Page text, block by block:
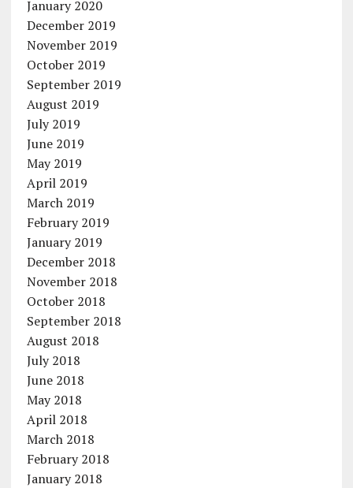
January 2020
December 2019
November 2019
October 2019
September 2019
August 2019
July 2019
June 2019
May 2019
April 2019
March 2019
February 2019
January 2019
December 2018
November 2018
October 2018
September 2018
August 2018
July 2018
June 2018
May 2018
April 2018
March 2018
February 2018
January 2018